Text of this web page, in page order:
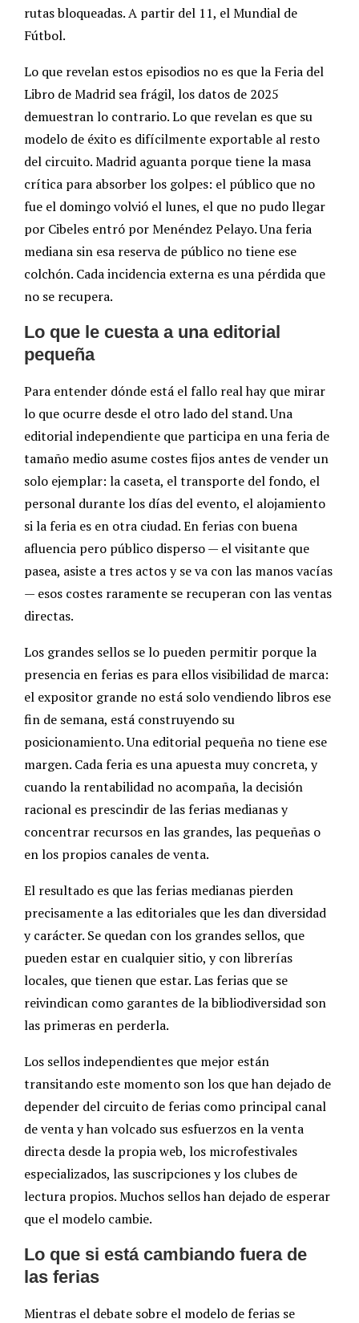
rutas bloqueadas. A partir del 11, el Mundial de
Fútbol.
Lo que revelan estos episodios no es que la Feria del
Libro de Madrid sea frágil, los datos de 2025
demuestran lo contrario. Lo que revelan es que su
modelo de éxito es difícilmente exportable al resto
del circuito. Madrid aguanta porque tiene la masa
crítica para absorber los golpes: el público que no
fue el domingo volvió el lunes, el que no pudo llegar
por Cibeles entró por Menéndez Pelayo. Una feria
mediana sin esa reserva de público no tiene ese
colchón. Cada incidencia externa es una pérdida que
no se recupera.
Lo que le cuesta a una editorial
pequeña
Para entender dónde está el fallo real hay que mirar
lo que ocurre desde el otro lado del stand. Una
editorial independiente que participa en una feria de
tamaño medio asume costes fijos antes de vender un
solo ejemplar: la caseta, el transporte del fondo, el
personal durante los días del evento, el alojamiento
si la feria es en otra ciudad. En ferias con buena
afluencia pero público disperso — el visitante que
pasea, asiste a tres actos y se va con las manos vacías
— esos costes raramente se recuperan con las ventas
directas.
Los grandes sellos se lo pueden permitir porque la
presencia en ferias es para ellos visibilidad de marca:
el expositor grande no está solo vendiendo libros ese
fin de semana, está construyendo su
posicionamiento. Una editorial pequeña no tiene ese
margen. Cada feria es una apuesta muy concreta, y
cuando la rentabilidad no acompaña, la decisión
racional es prescindir de las ferias medianas y
concentrar recursos en las grandes, las pequeñas o
en los propios canales de venta.
El resultado es que las ferias medianas pierden
precisamente a las editoriales que les dan diversidad
y carácter. Se quedan con los grandes sellos, que
pueden estar en cualquier sitio, y con librerías
locales, que tienen que estar. Las ferias que se
reivindican como garantes de la bibliodiversidad son
las primeras en perderla.
Los sellos independientes que mejor están
transitando este momento son los que han dejado de
depender del circuito de ferias como principal canal
de venta y han volcado sus esfuerzos en la venta
directa desde la propia web, los microfestivales
especializados, las suscripciones y los clubes de
lectura propios. Muchos sellos han dejado de esperar
que el modelo cambie.
Lo que si está cambiando fuera de
las ferias
Mientras el debate sobre el modelo de ferias se